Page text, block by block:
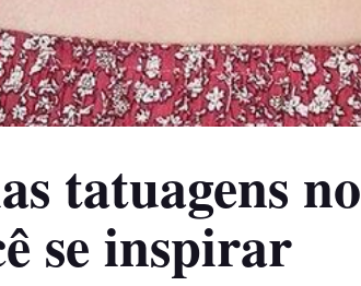
tatuagens no
se inspirar